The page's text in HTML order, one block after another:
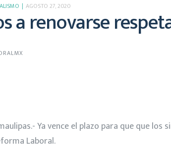
AGOSTO 27, 2020
a renovarse
Ya vence el plazo para que que
Laboral.